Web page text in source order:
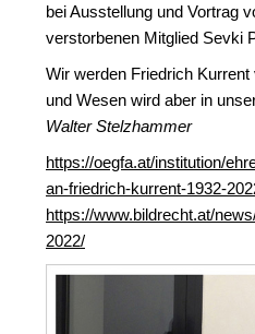
bei Ausstellung und Vortrag
verstorbenen Mitglied Sevki
Wir werden Friedrich
und Wesen wird aber in
Walter Stelzhammer
https://oegfa.at/institution/
an-friedrich-kurrent-1932-
https://www.bildrecht.at/
2022/